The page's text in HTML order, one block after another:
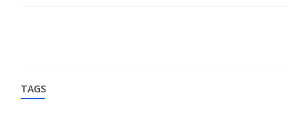
TAGS